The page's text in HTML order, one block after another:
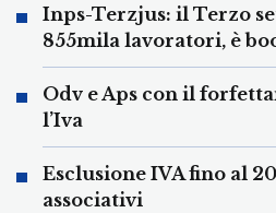
Inps-Terzjus: il Terzo
855mila lavoratori, è
Odv e Aps con il
l’Iva
Esclusione IVA fino al
associativi